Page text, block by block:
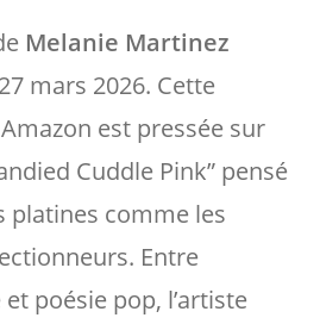
Melanie Martinez
mars 2026. Cette
est pressée sur
Cuddle Pink” pensé
platines comme les
Entre
poésie pop, l’artiste